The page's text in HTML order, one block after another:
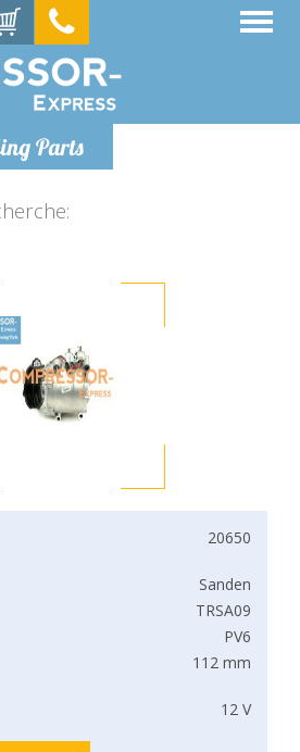
Parts
20650
Sanden
TRSA09
PV6
112 mm
12 V